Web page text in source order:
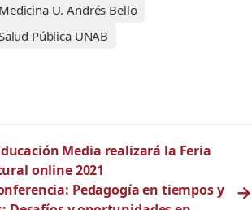
U. Andrés Bello
Pública UNAB
Media realizará la Feria
online 2021
Pedagogía en tiempos y
→